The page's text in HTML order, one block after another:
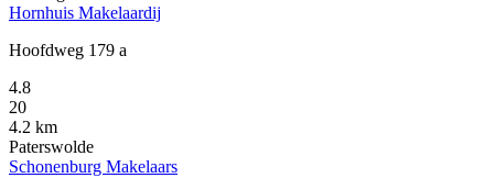
Hornhuis Makelaardij
Hoofdweg 179 a
4.8
20
4.2 km
Paterswolde
Schonenburg Makelaars